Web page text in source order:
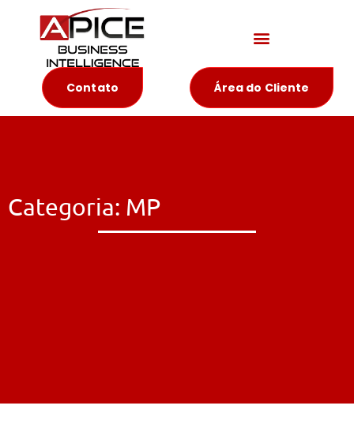
Contato Área do Cliente
Categoria: MP